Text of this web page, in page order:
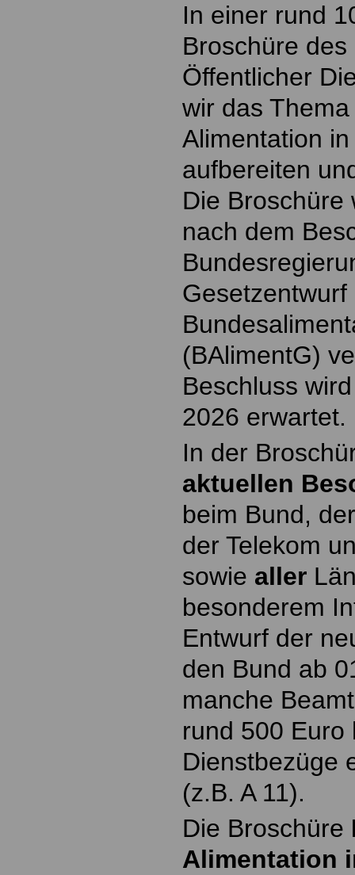
In einer rund
Broschüre
Öffentlicher
wir das
Alimentation
aufbereiten
Die Broschüre
nach dem
Gesetzentwurf
(BAlimentG)
Beschluss
2026 erwartet.
In der
aktuellen
beim Bund,
der Telekom
sowie aller
besonderem
Entwurf der
den Bund ab
manche
rund 500 Euro
Dienstbezüge
(z.B. A 11).
Die Broschüre
Alimentation